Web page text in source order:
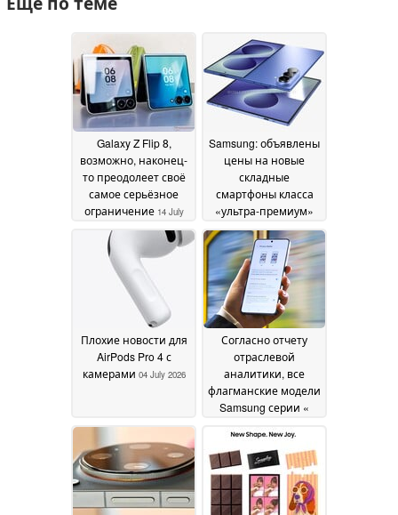
Galaxy Z Flip 8,
возможно, наконец-
то преодолеет своё
самое серьёзное
ограничение 14 July
2026
Samsung: объявлены
цены на новые
складные
смартфоны класса
«ультра-премиум»
для британского
рынка04 July 2026
Плохие новости для
AirPods Pro 4 с
камерами 04 July 2026
Согласно отчету
отраслевой
аналитики, все
флагманские модели
Samsung серии «
оснащены
эксклюзивной
функцией « Galaxy »,
доступной в модели
S26 Ultra02 July 2026